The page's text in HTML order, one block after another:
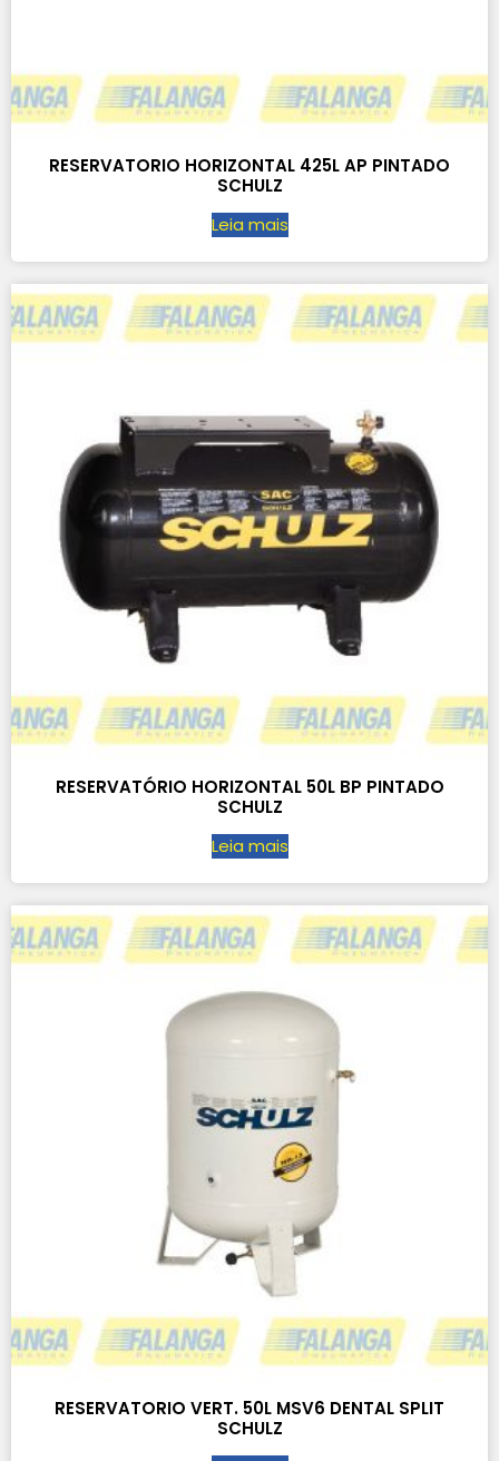
RESERVATORIO HORIZONTAL 425L AP PINTADO
SCHULZ
Leia mais
RESERVATÓRIO HORIZONTAL 50L BP PINTADO
SCHULZ
Leia mais
RESERVATORIO VERT. 50L MSV6 DENTAL SPLIT
SCHULZ